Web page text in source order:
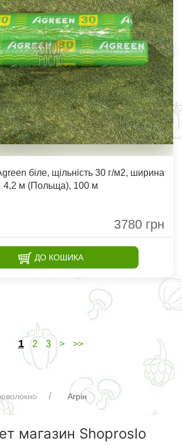
біле, щільність 30 г/м2, ширина
4,2 м (Польща), 100 м
3780 грн
ДО КОШИКА
1 2 3 > >>
Агрін
магазин Shoproslo